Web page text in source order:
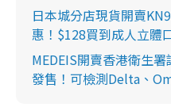
日本城分店現貨開賣
惠！$128買到成人立體
MEDEIS開賣香港衛生
發售！可檢測Delta、